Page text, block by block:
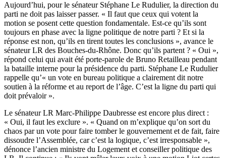
Aujourd’hui, pour le sénateur Stéphane Le Rudulier, la direction du
parti ne doit pas laisser passer. « Il faut que ceux qui votent la
motion se posent cette question fondamentale. Est-ce qu’ils sont
toujours en phase avec la ligne politique de notre parti ? Et si la
réponse est non, qu’ils en tirent toutes les conclusions », avance le
sénateur LR des Bouches-du-Rhône. Donc qu’ils partent ? « Oui »,
répond celui qui avait été porte-parole de Bruno Retailleau pendant
la bataille interne pour la présidence du parti. Stéphane Le Rudulier
rappelle qu’« un vote en bureau politique a clairement dit notre
soutien à la réforme et au report de l’âge. C’est la ligne du parti qui
doit prévaloir ».
Le sénateur LR Marc-Philippe Daubresse est encore plus direct :
« Oui, il faut les exclure ». « Quand on m’explique qu’on sort du
chaos par un vote pour faire tomber le gouvernement et de fait, faire
dissoudre l’Assemblée, car c’est la logique, c’est irresponsable »,
dénonce l’ancien ministre du Logement et conseiller politique des